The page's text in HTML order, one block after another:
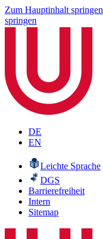
Zum Hauptinhalt springen
springen
DE
EN
Leichte Sprache
DGS
Barrierefreiheit
Intern
Sitemap